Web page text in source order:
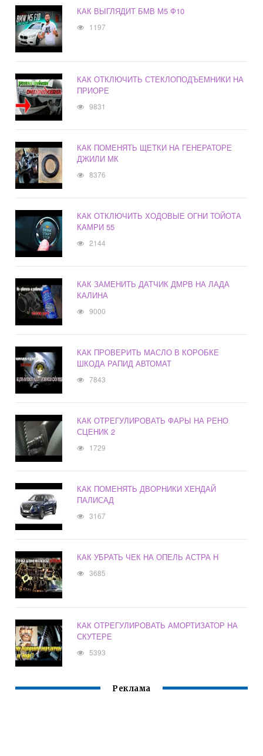
КАК ВЫГЛЯДИТ БМВ М5 Ф10
1197
КАК ОТКЛЮЧИТЬ СТЕКЛОПОДЪЕМНИКИ НА
ПРИОРЕ
9831
КАК ПОМЕНЯТЬ ЩЕТКИ НА ГЕНЕРАТОРЕ
ДЖИЛИ МК
8376
КАК ОТКЛЮЧИТЬ ХОДОВЫЕ ОГНИ ТОЙОТА
КАМРИ 55
2144
КАК ЗАМЕНИТЬ ДАТЧИК ДМРВ НА ЛАДА
КАЛИНА
9000
КАК ПРОВЕРИТЬ МАСЛО В КОРОБКЕ
ШКОДА РАПИД АВТОМАТ
7843
КАК ОТРЕГУЛИРОВАТЬ ФАРЫ НА РЕНО
СЦЕНИК 2
1729
КАК ПОМЕНЯТЬ ДВОРНИКИ ХЕНДАЙ
ПАЛИСАД
3167
КАК УБРАТЬ ЧЕК НА ОПЕЛЬ АСТРА H
3685
КАК ОТРЕГУЛИРОВАТЬ АМОРТИЗАТОР НА
СКУТЕРЕ
5393
Реклама